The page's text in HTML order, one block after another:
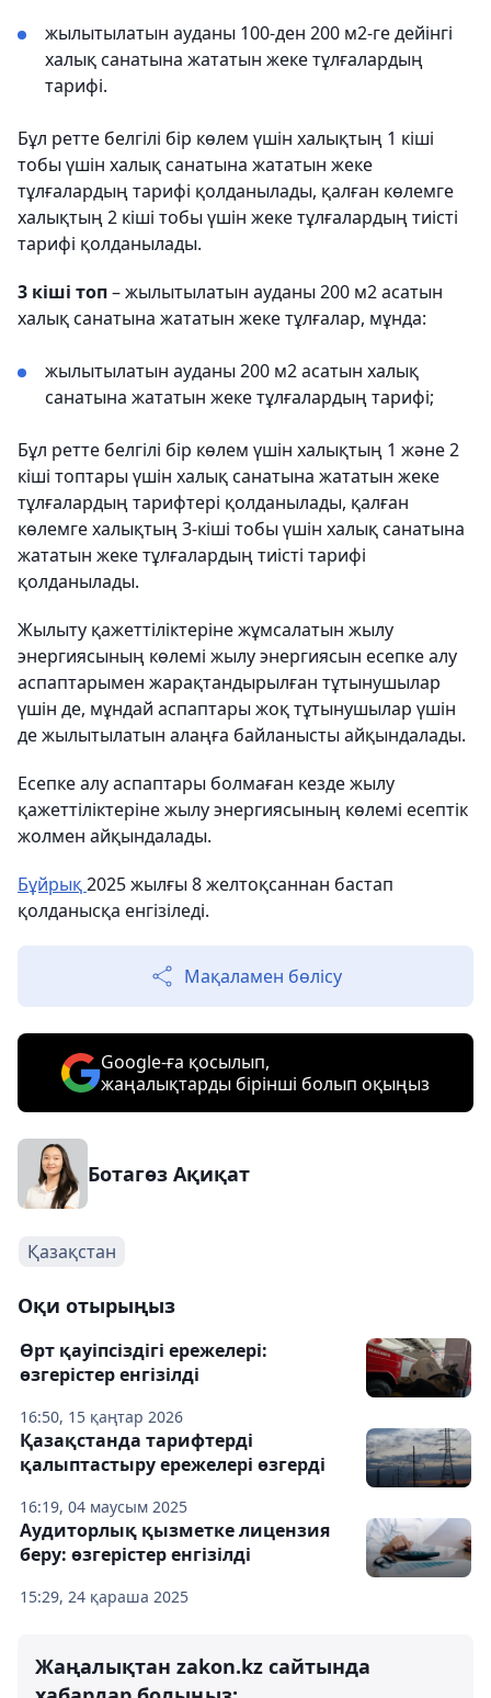
жылытылатын ауданы 100-ден 200 м2-ге дейінгі
халық санатына жататын жеке тұлғалардың
тарифі.
Бұл ретте белгілі бір көлем үшін халықтың 1 кіші
тобы үшін халық санатына жататын жеке
тұлғалардың тарифі қолданылады, қалған көлемге
халықтың 2 кіші тобы үшін жеке тұлғалардың тиісті
тарифі қолданылады.
3 кіші топ– жылытылатын ауданы 200 м2 асатын
халық санатына жататын жеке тұлғалар, мұнда:
жылытылатын ауданы 200 м2 асатын халық
санатына жататын жеке тұлғалардың тарифі;
Бұл ретте белгілі бір көлем үшін халықтың 1 және 2
кіші топтары үшін халық санатына жататын жеке
тұлғалардың тарифтері қолданылады, қалған
көлемге халықтың 3-кіші тобы үшін халық санатына
жататын жеке тұлғалардың тиісті тарифі
қолданылады.
Жылыту қажеттіліктеріне жұмсалатын жылу
энергиясының көлемі жылу энергиясын есепке алу
аспаптарымен жарақтандырылған тұтынушылар
үшін де, мұндай аспаптары жоқ тұтынушылар үшін
де жылытылатын алаңға байланысты айқындалады.
Есепке алу аспаптары болмаған кезде жылу
қажеттіліктеріне жылу энергиясының көлемі есептік
жолмен айқындалады.
Бұйрық2025 жылғы 8 желтоқсаннан бастап
қолданысқа енгізіледі.
Мақаламен бөлісу
Google-ға қосылып,
жаңалықтарды бірінші болып оқыңыз
Ботагөз Ақиқат
Қазақстан
Оқи отырыңыз
16:50, 15 қаңтар 2026
Өрт қауіпсіздігі ережелері:
өзгерістер енгізілді
16:19, 04 маусым 2025
Қазақстанда тарифтерді
қалыптастыру ережелері өзгерді
15:29, 24 қараша 2025
Аудиторлық қызметке лицензия
беру: өзгерістер енгізілді
Жаңалықтан zakon.kz сайтында